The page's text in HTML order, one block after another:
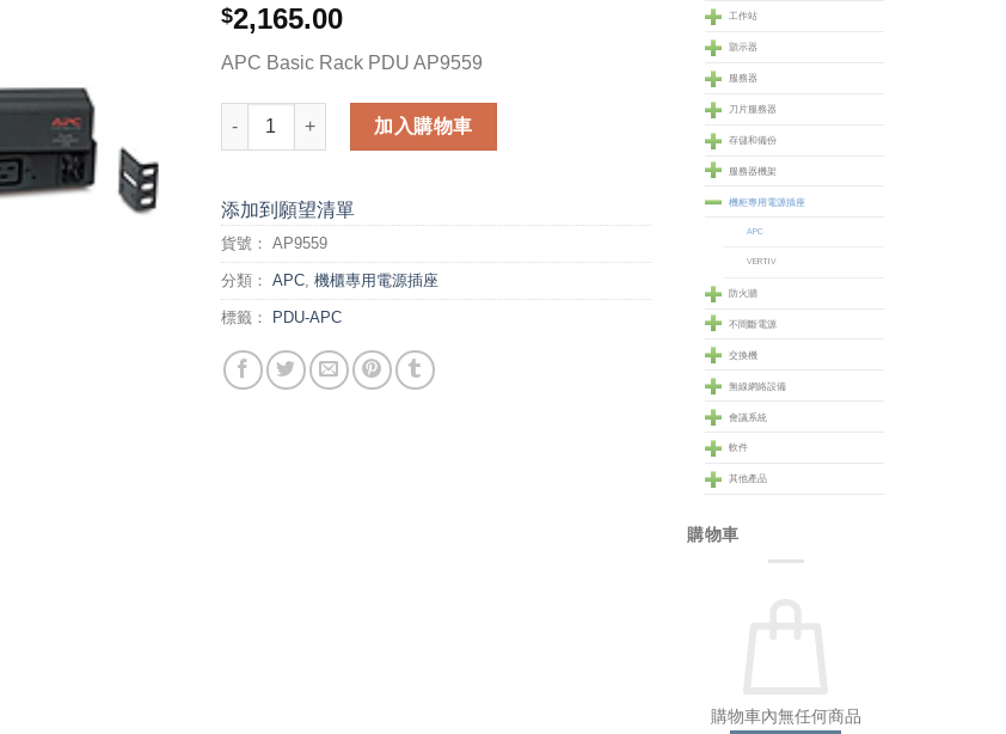
$2,165.00
APC Basic Rack PDU AP9559
APC Basic Rack PDU (AP9559) 數量
加入購物車
添加到願望清單
貨號： AP9559
分類： APC 機櫃專用電源插座
標籤： PDU-APC
工作站
顥示器
服務器
刀片服務器
存儲和備份
服務器機架
機柜專用電源插座
APC
VERTIV
防火牆
不間斷電源
交換機
無線網絡設備
會議系統
軟件
其他產品
購物車
購物車內無任何商品